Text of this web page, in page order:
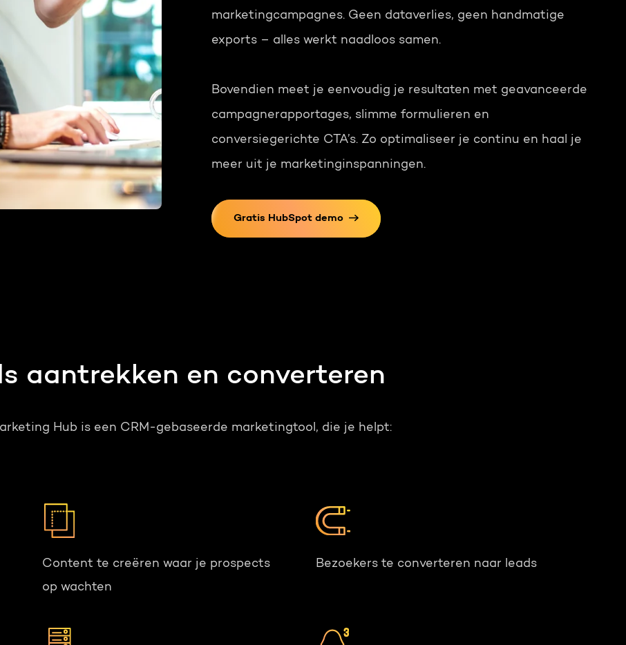
marketingcampagnes. Geen dataverlies, geen handmatige
exports – alles werkt naadloos samen.
Bovendien meet je eenvoudig je resultaten met geavanceerde
campagnerapportages, slimme formulieren en
conversiegerichte CTA’s. Zo optimaliseer je continu en haal je
meer uit je marketinginspanningen.
Gratis HubSpot demo
aantrekken en converteren
Hub is een CRM-gebaseerde marketingtool, die je helpt:
Content te creëren waar je prospects
op wachten
Bezoekers te converteren naar leads